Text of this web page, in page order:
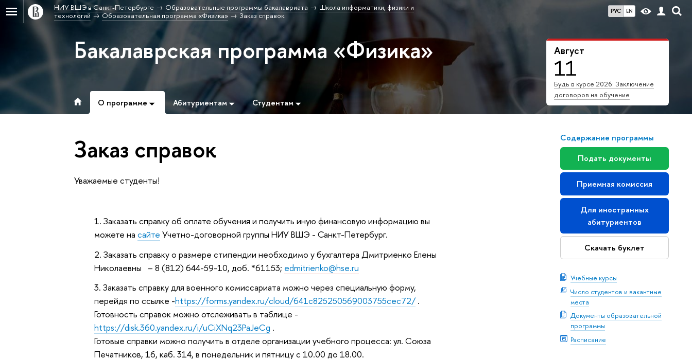
РУС EN
НИУ ВШЭ в Санкт-Петербурге Образовательные программы бакалавриата
Школа информатики, физики и
технологий
Образовательная программа «Физика» Заказ справок
Август
11
Будь в курсе 2026: Заключение
договоров на обучение
Бакалаврская программа «Физика»
О программе Абитуриентам Студентам
Содержание программы
Подать документы
Приемная комиссия
Для иностранных
абитуриентов
Скачать буклет
Учебные курсы
Число студентов и вакантные
места
Документы образовательной
программы
Расписание
Заказ справок
Уважаемые студенты!
Заказать справку об оплате обучения и получить иную финансовую информацию вы
можете насайте Учетно-договорной группы НИУ ВШЭ - Санкт-Петербург.
Заказать справку о размере стипендии необходимо у бухгалтера Дмитриенко Елены
Николаевны – 8 (812) 644-59-10, доб. *61153; edmitrienko@hse.ru
Заказать справку для военного комиссариата можно через специальную форму,
перейдя по ссылке -https://forms.yandex.ru/cloud/641c825250569003755cec72/.
Готовность справок можно отслеживать в таблице -
https://disk.360.yandex.ru/i/uCiXNq23PaJeCg .
Готовые справки можно получить в отделе организации учебного процесса: ул. Союза
Печатников, 16, каб. 314, в понедельник и пятницу с 10.00 до 18.00.